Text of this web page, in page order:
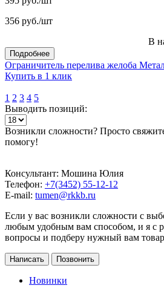
356 руб./шт
В
Подробнее
Ограничитель перелива желоба
Купить в 1 клик
1 2 3 4 5
Выводить позиций:
Возникли сложности? Просто
помогу!
Консультант: Мошина Юлия
Телефон: +7(3452) 55-12-12
E-mail: tumen@rkkb.ru
Если у вас возникли сложности с
любым удобным вам способом, и я с
вопросы и подберу нужный вам
Написать Позвонить
Новинки